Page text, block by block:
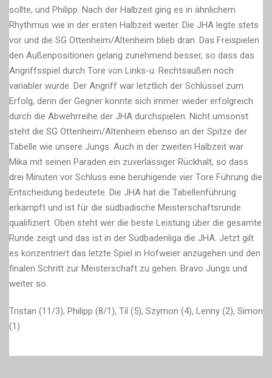
sollte, und Philipp. Nach der Halbzeit ging es in ähnlichem
Rhythmus wie in der ersten Halbzeit weiter. Die JHA legte stets
vor und die SG Ottenheim/Altenheim blieb dran. Das Freispielen
den Außenpositionen gelang zunehmend besser, so dass das
Angriffsspiel durch Tore von Links-u. Rechtsaußen noch
variabler wurde. Der Angriff war letztlich der Schlüssel zum
Erfolg, denn der Gegner konnte sich immer wieder erfolgreich
durch die Abwehrreihe der JHA durchspielen. Nicht umsonst
steht die SG Ottenheim/Altenheim ebenso an der Spitze der
Tabelle wie unsere Jungs. Auch in der zweiten Halbzeit war
Mika mit seinen Paraden ein zuverlässiger Rückhalt, so dass
drei Minuten vor Schluss eine beruhigende vier Tore Führung die
Entscheidung bedeutete. Die JHA hat die Tabellenführung
erkämpft und ist für die südbadische Meisterschaftsrunde
qualifiziert. Oben steht wer die beste Leistung über die gesamte
Runde zeigt und das ist in der Südbadenliga die JHA. Jetzt gilt
es konzentriert das letzte Spiel in Hofweier anzugehen und den
finalen Schritt zur Meisterschaft zu gehen. Bravo Jungs und
weiter so.
Tristan (11/3), Philipp (8/1), Til (5), Szymon (4), Lenny (2), Simon
(1)